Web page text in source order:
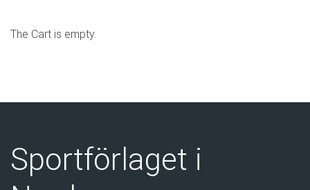
The Cart is empty.
Sportförlaget i